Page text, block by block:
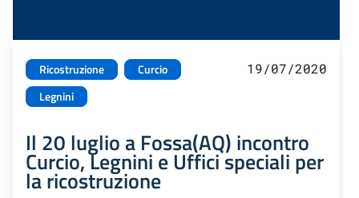
Ricostruzione
Curcio
Legnini
19/07/2020
Il 20 luglio a Fossa(AQ) incontro
Curcio, Legnini e Uffici speciali per
la ricostruzione